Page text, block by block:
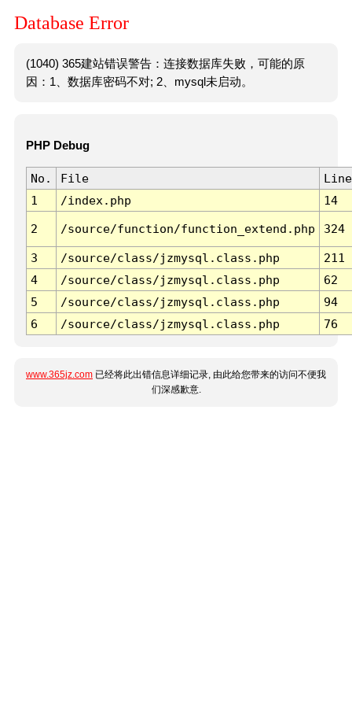
Database Error
(1040) 365建站错误警告：连接数据库失败，可能的原
因：1、数据库密码不对; 2、mysql未启动。
PHP Debug
No. File
Line
1
/index.php 14
2 /source/function/function_extend.php 324
3 /source/class/jzmysql.class.php
211
4
/source/class/jzmysql.class.php
62
5
/source/class/jzmysql.class.php
94
6
/source/class/jzmysql.class.php 76
www.365jz.com 已经将此出错信息详细记录, 由此给您带来的访问不便我
们深感歉意.